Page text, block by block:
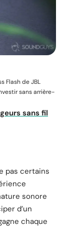
Flash de JBL
sans arrière-
sans fil
pas certains
sonore
d’un
chaque